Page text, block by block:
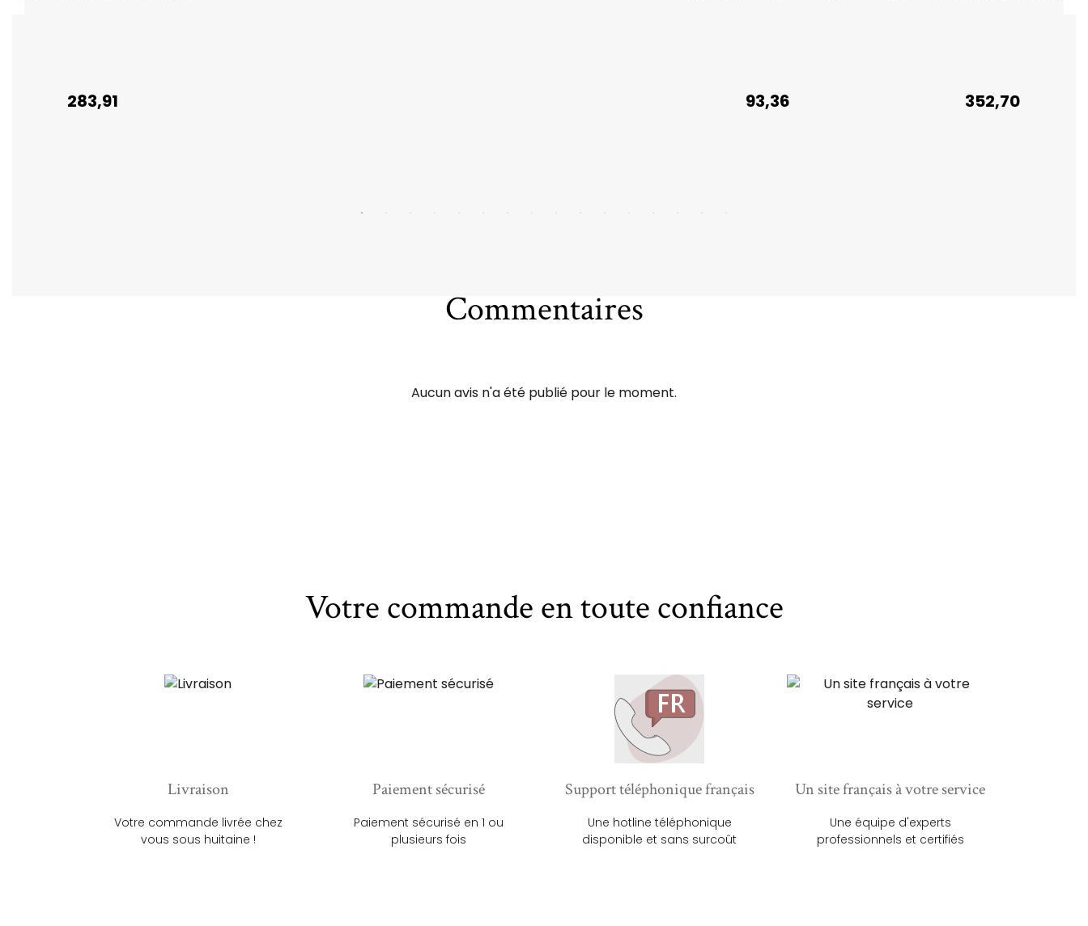
283,91 93,36 352,70
Commentaires
Aucun avis n'a été publié pour le moment.
Votre commande en toute confiance
Livraison
Votre commande livrée chez
vous sous huitaine !
Paiement sécurisé
Paiement sécurisé en 1 ou
plusieurs fois
Support téléphonique français
Une hotline téléphonique
disponible et sans surcoût
Un site français à votre service
Une équipe d'experts
professionnels et certifiés